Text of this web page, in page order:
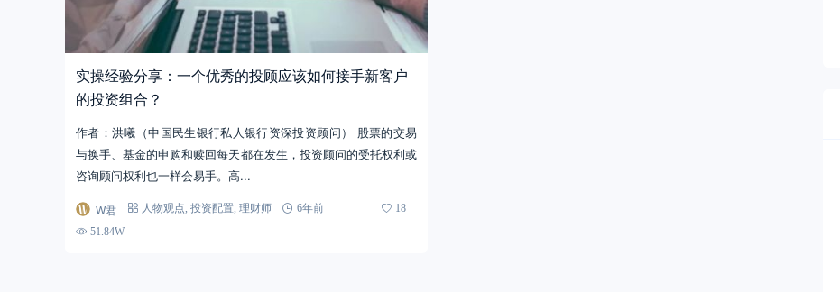
实操经验分享：一个优秀的投顾应该如何接手新客户
的投资组合？
作者：洪曦（中国民生银行私人银行资深投资顾问） 股票的交易
与换手、基金的申购和赎回每天都在发生，投资顾问的受托权利或
咨询顾问权利也一样会易手。高...
W君 人物观点 投资配置 理财师 6年前
18
51.84W